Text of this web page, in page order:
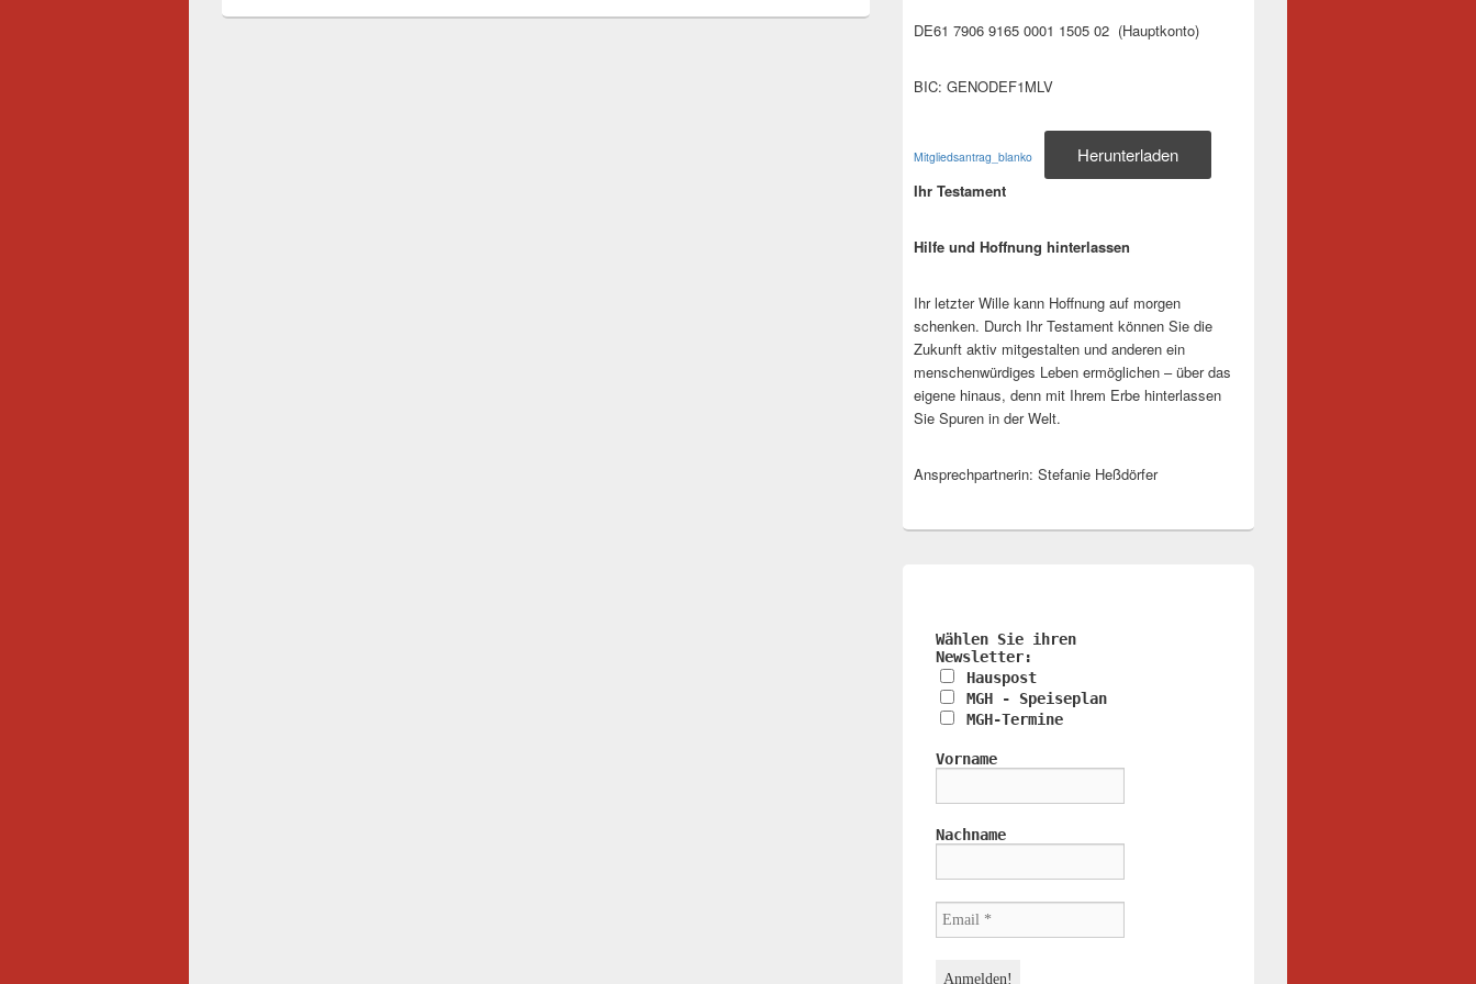
DE61 7906 9165 0001 1505 02 (Hauptkonto)
BIC: GENODEF1MLV
Mitgliedsantrag_blanko Herunterladen
Ihr Testament
Hilfe und Hoffnung hinterlassen
Ihr letzter Wille kann Hoffnung auf morgen
schenken. Durch Ihr Testament können Sie die
Zukunft aktiv mitgestalten und anderen ein
menschenwürdiges Leben ermöglichen – über das
eigene hinaus, denn mit Ihrem Erbe hinterlassen
Sie Spuren in der Welt.
Ansprechpartnerin: Stefanie Heßdörfer
Wählen Sie ihren
Newsletter:
Hauspost
MGH - Speiseplan
MGH-Termine
Vorname
Nachname